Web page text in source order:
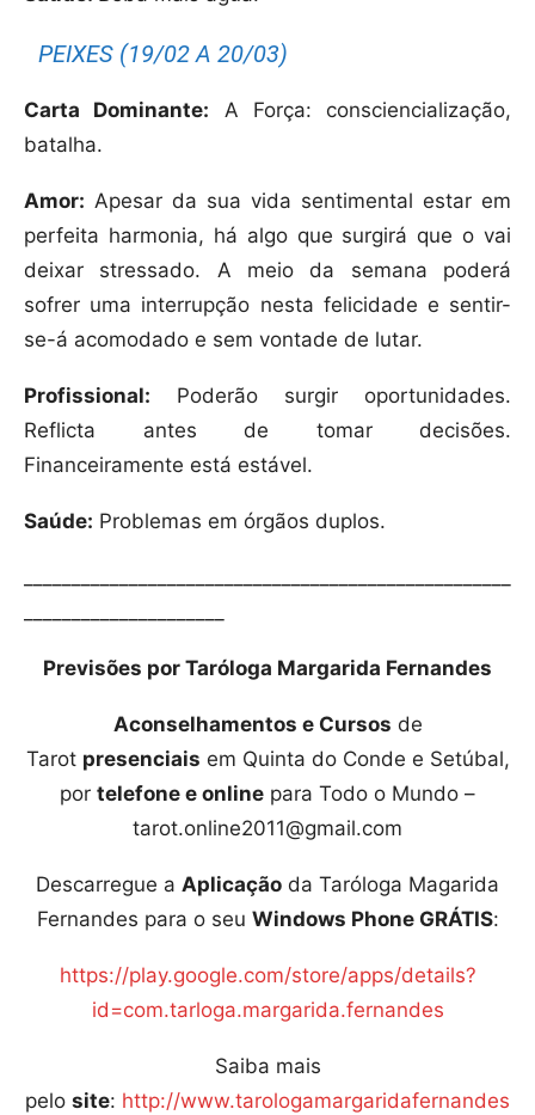
PEIXES (19/02 A 20/03)
Carta Dominante: A Força: consciencialização,
batalha.
Amor: Apesar da sua vida sentimental estar em
perfeita harmonia, há algo que surgirá que o vai
deixar stressado. A meio da semana poderá
sofrer uma interrupção nesta felicidade e sentir-
se-á acomodado e sem vontade de lutar.
Profissional: Poderão surgir oportunidades.
Reflicta antes de tomar decisões.
Financeiramente está estável.
Saúde: Problemas em órgãos duplos.
Previsões por Taróloga Margarida Fernandes
Aconselhamentos e Cursos de
Tarot presenciais em Quinta do Conde e Setúbal,
por telefone e online para Todo o Mundo –
tarot.online2011@gmail.com
Descarregue a Aplicação da Taróloga Magarida
Fernandes para o seu Windows Phone GRÁTIS:
https://play.google.com/store/apps/details?
id=com.tarloga.margarida.fernandes
Saiba mais
pelo site: http://www.tarologamargaridafernandes